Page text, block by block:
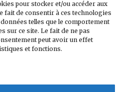
pour stocker et/ou accéder aux
fait de consentir à ces technologies
telles que le comportement
sur ce site. Le fait de ne pas
peut avoir un effet
et fonctions.
confidentialité
Privé
Contact
cookies (UE)